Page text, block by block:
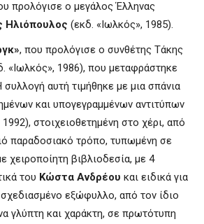
προλόγισε ο μεγάλος Έλληνας
Ηλιόπουλος (εκδ. «Ιωλκός», 1985).
, που προλόγισε ο συνθέτης Τάκης
«Ιωλκός», 1986), που μεταφράστηκε
αυτή τιμήθηκε με μια σπάνια
και υπογεγραμμένων αντιτύπων
στοιχειοθετημένη στο χέρι, από
παραδοσιακό τρόπο, τυπωμένη σε
χειροποίητη βιβλιοδεσία, με 4
του Κώστα Ανδρέου και ειδικά για
εξώφυλλο, από τον ίδιο
γλύπτη και χαράκτη, σε πρωτότυπη